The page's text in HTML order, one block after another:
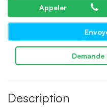
Appeler
Description